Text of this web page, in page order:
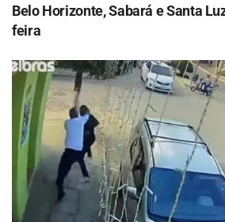
Belo Horizonte, Sabará e Santa
feira